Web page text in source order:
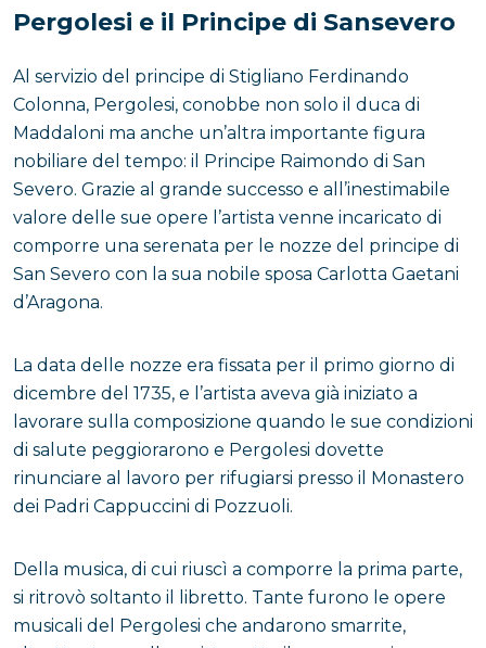
Pergolesi e il Principe di Sansevero
Al servizio del principe di Stigliano Ferdinando
Colonna, Pergolesi, conobbe non solo il duca di
Maddaloni ma anche un’altra importante figura
nobiliare del tempo: il Principe Raimondo di San
Severo. Grazie al grande successo e all’inestimabile
valore delle sue opere l’artista venne incaricato di
comporre una serenata per le nozze del principe di
San Severo con la sua nobile sposa Carlotta Gaetani
d’Aragona.
La data delle nozze era fissata per il primo giorno di
dicembre del 1735, e l’artista aveva già iniziato a
lavorare sulla composizione quando le sue condizioni
di salute peggiorarono e Pergolesi dovette
rinunciare al lavoro per rifugiarsi presso il Monastero
dei Padri Cappuccini di Pozzuoli.
Della musica, di cui riuscì a comporre la prima parte,
si ritrovò soltanto il libretto. Tante furono le opere
musicali del Pergolesi che andarono smarrite,